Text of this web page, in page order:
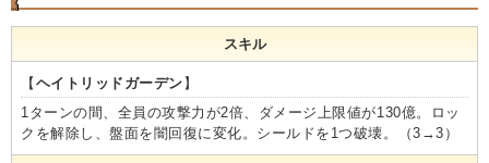
スキル
【 ヘイトリッドガーデン 】
1ターンの間、全員の攻撃力が2倍、ダメージ上限値が130億。ロッ
クを解除し、盤面を闇回復に変化。シールドを1つ破壊。（3→3）